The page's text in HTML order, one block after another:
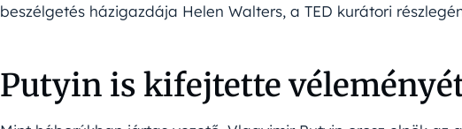
beszélgetés házigazdája Helen Walters, a TED kurátori
Putyin is kifejtette